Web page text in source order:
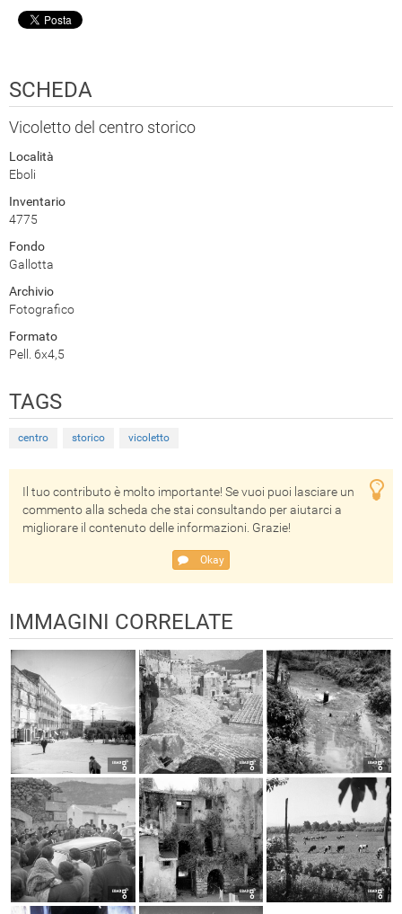
SCHEDA
Vicoletto del centro storico
Località
Eboli
Inventario
4775
Fondo
Gallotta
Archivio
Fotografico
Formato
Pell. 6x4,5
TAGS
centro storico vicoletto
Il tuo contributo è molto importante! Se vuoi puoi lasciare un
commento alla scheda che stai consultando per aiutarci a
migliorare il contenuto delle informazioni. Grazie!
Okay
IMMAGINI CORRELATE